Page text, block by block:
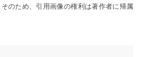
のため、引用画像の権利は著作者に帰属